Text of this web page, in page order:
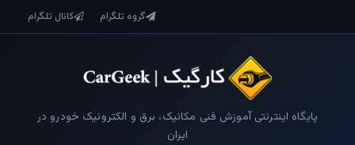
گروه تلگرام کانال تلگرام
پایگاه اینترنتی آموزش فنی مکانیک، برق و الکترونیک خودرو در
ایران